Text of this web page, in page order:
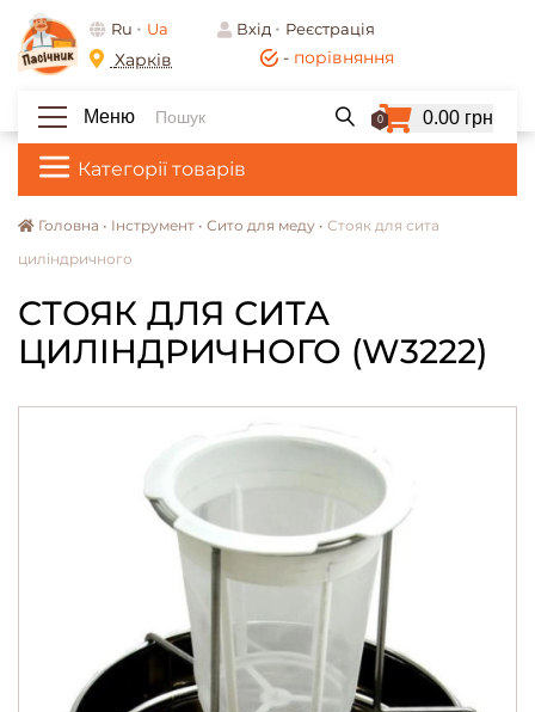
- порівняння
Ru Ua Вхід Реєстрація
Харків
Категорії товарів
Меню 0 0.00 грн
Головна • Інструмент • Сито для меду • Стояк для сита
циліндричного
СТОЯК ДЛЯ СИТА
ЦИЛІНДРИЧНОГО (W3222)